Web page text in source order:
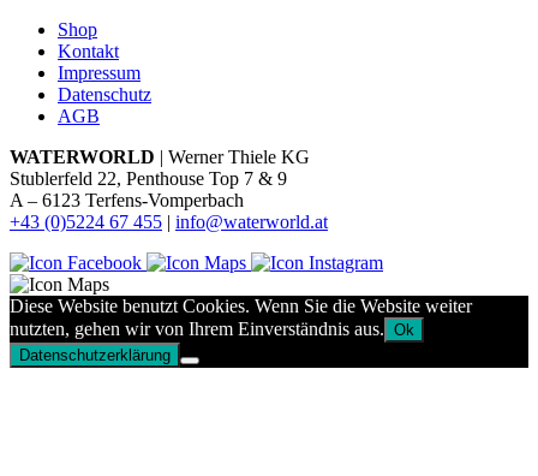
Shop
Kontakt
Impressum
Datenschutz
AGB
WATERWORLD | Werner Thiele KG
Stublerfeld 22, Penthouse Top 7 & 9
A – 6123 Terfens-Vomperbach
+43 (0)5224 67 455 | info@waterworld.at
Diese Website benutzt Cookies. Wenn Sie die Website weiter
nutzten, gehen wir von Ihrem Einverständnis aus. Ok
Datenschutzerklärung